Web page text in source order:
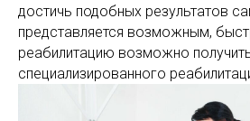
достичь подобных результатов
представляется возможным,
реабилитацию возможно
специализированного